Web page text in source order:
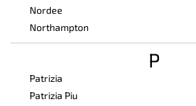
Nordee
Northampton
P
Patrizia
Patrizia Piu